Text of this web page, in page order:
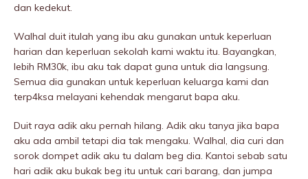
dan kedekut.
Walhal duit itulah yang ibu aku gunakan untuk keperluan
harian dan keperluan sekolah kami waktu itu. Bayangkan,
lebih RM30k, ibu aku tak dapat guna untuk dia langsung.
Semua dia gunakan untuk keperluan keluarga kami dan
terp4ksa melayani kehendak mengarut bapa aku.
Duit raya adik aku pernah hilang. Adik aku tanya jika bapa
aku ada ambil tetapi dia tak mengaku. Walhal, dia curi dan
sorok dompet adik aku tu dalam beg dia. Kantoi sebab satu
hari adik aku bukak beg itu untuk cari barang, dan jumpa